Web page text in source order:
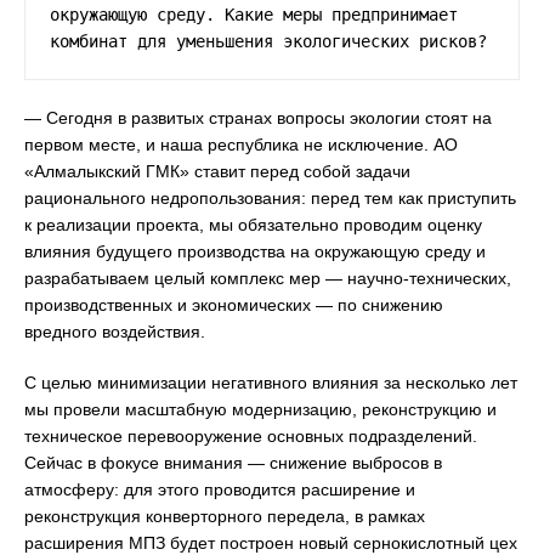
окружающую среду. Какие меры предпринимает
комбинат для уменьшения экологических рисков?
— Сегодня в развитых странах вопросы экологии стоят на
первом месте, и наша республика не исключение. АО
«Алмалыкский ГМК» ставит перед собой задачи
рационального недропользования: перед тем как приступить
к реализации проекта, мы обязательно проводим оценку
влияния будущего производства на окружающую среду и
разрабатываем целый комплекс мер — научно-технических,
производственных и экономических — по снижению
вредного воздействия.
С целью минимизации негативного влияния за несколько лет
мы провели масштабную модернизацию, реконструкцию и
техническое перевооружение основных подразделений.
Сейчас в фокусе внимания — снижение выбросов в
атмосферу: для этого проводится расширение и
реконструкция конверторного передела, в рамках
расширения МПЗ будет построен новый сернокислотный цех